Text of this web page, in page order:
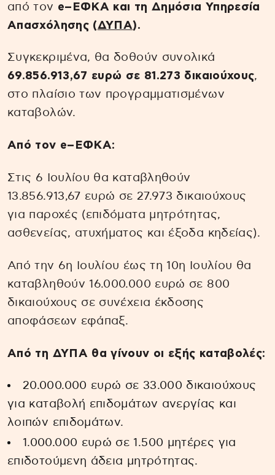
από τον e–ΕΦΚΑ και τη Δημόσια Υπηρεσία
Απασχόλησης (ΔΥΠΑ).
Συγκεκριμένα, θα δοθούν συνολικά
69.856.913,67 ευρώ σε 81.273 δικαιούχους,
στο πλαίσιο των προγραμματισμένων
καταβολών.
Από τον e–ΕΦΚΑ:
Στις 6 Ιουλίου θα καταβληθούν
13.856.913,67 ευρώ σε 27.973 δικαιούχους
για παροχές (επιδόματα μητρότητας,
ασθενείας, ατυχήματος και έξοδα κηδείας).
Από την 6η Ιουλίου έως τη 10η Ιουλίου θα
καταβληθούν 16.000.000 ευρώ σε 800
δικαιούχους σε συνέχεια έκδοσης
αποφάσεων εφάπαξ.
Από τη ΔΥΠΑ θα γίνουν οι εξής καταβολές:
20.000.000 ευρώ σε 33.000 δικαιούχους
για καταβολή επιδομάτων ανεργίας και
λοιπών επιδομάτων.
1.000.000 ευρώ σε 1.500 μητέρες για
επιδοτούμενη άδεια μητρότητας.